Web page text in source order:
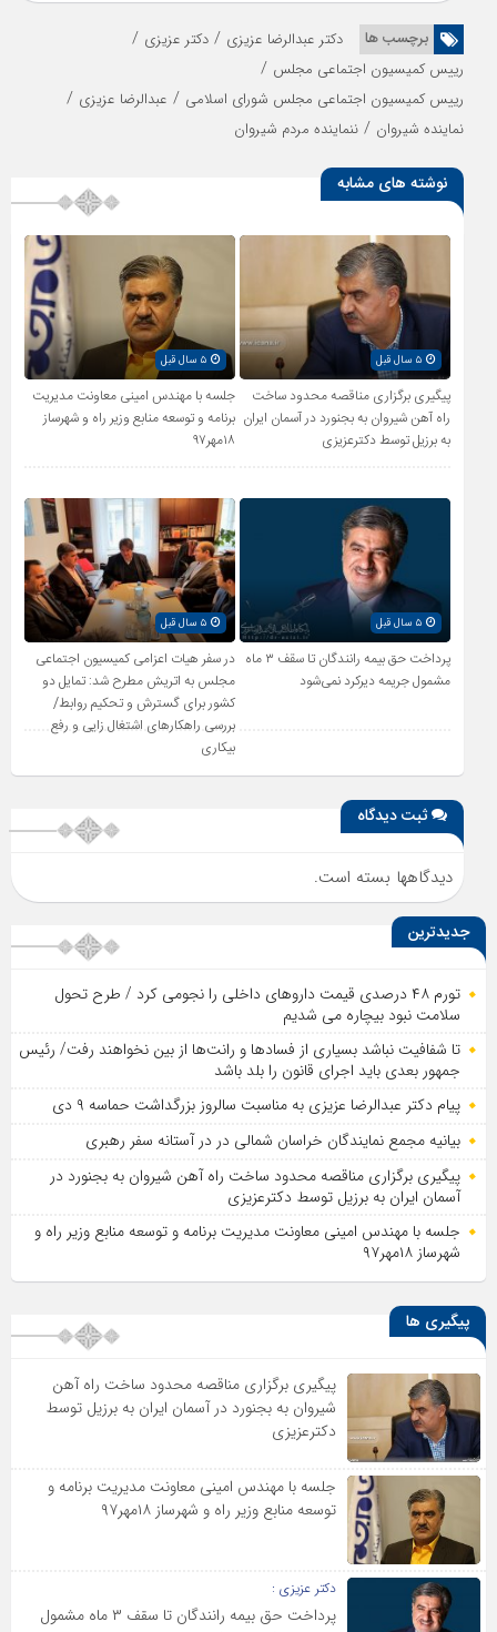
برچسب ها دکتر عبدالرضا عزیزی / دکتر عزیزی /
رییس کمیسیون اجتماعی مجلس /
رییس کمیسیون اجتماعی مجلس شورای اسلامی / عبدالرضا عزیزی /
نماینده شیروان / ننماینده مردم شیروان
نوشته های مشابه
۵ سال قبل
پیگیری برگزاری مناقصه محدود ساخت
راه آهن شیروان به بجنورد در آسمان ایران
به برزیل توسط دکترعزیزی
۵ سال قبل
جلسه با مهندس امینی معاونت مدیریت
برنامه و توسعه منابع وزیر راه و شهرساز
۱۸مهر۹۷
۵ سال قبل
پرداخت حق بیمه رانندگان تا سقف ۳ ماه
مشمول جریمه دیرکرد نمی‌شود
۵ سال قبل
در سفر هیات اعزامی کمیسیون اجتماعی
مجلس به اتریش مطرح شد: تمایل دو
کشور برای گسترش و تحکیم روابط/
بررسی راهکارهای اشتغال زایی و رفع
بیکاری
ثبت دیدگاه
دیدگاهها بسته است.
جدیدترین
تورم ۴۸ درصدی قیمت داروهای داخلی را نجومی کرد / طرح تحول
سلامت نبود بیچاره می شدیم
تا شفافیت نباشد بسیاری از فساد‌ها و رانت‌ها از بین نخواهند رفت/ رئیس
جمهور بعدی باید اجرای قانون را بلد باشد
پیام دکتر عبدالرضا عزیزی به مناسبت سالروز بزرگداشت حماسه ۹ دی
بیانیه مجمع نمایندگان خراسان شمالی در در آستانه سفر رهبری
پیگیری برگزاری مناقصه محدود ساخت راه آهن شیروان به بجنورد در
آسمان ایران به برزیل توسط دکترعزیزی
جلسه با مهندس امینی معاونت مدیریت برنامه و توسعه منابع وزیر راه و
شهرساز ۱۸مهر۹۷
پیگیری ها
پیگیری برگزاری مناقصه محدود ساخت راه آهن
شیروان به بجنورد در آسمان ایران به برزیل توسط
دکترعزیزی
جلسه با مهندس امینی معاونت مدیریت برنامه و
توسعه منابع وزیر راه و شهرساز ۱۸مهر۹۷
دکتر عزیزی :
پرداخت حق بیمه رانندگان تا سقف ۳ ماه مشمول